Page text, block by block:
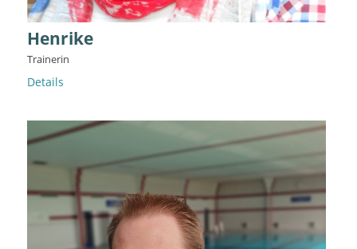
Henrike
Trainerin
Details